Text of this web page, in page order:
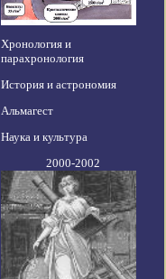
Хронология и
парахронология
История и астрономия
Альмагест
Наука и культура
2000-2002